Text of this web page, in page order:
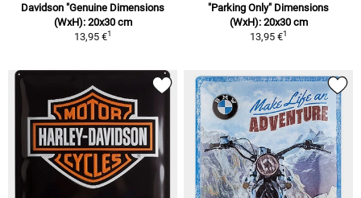
Davidson "Genuine Dimensions
(WxH): 20x30 cm
13,95 €1
"Parking Only" Dimensions
(WxH): 20x30 cm
13,95 €1